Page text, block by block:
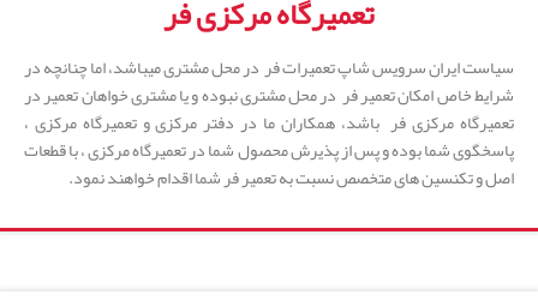
تعمیرگاه مرکزی فر
سیاست ایران سرویس شاپ تعمیرات فر در محل مشتری میباشد، اما چنانچه در
شرایط خاص امکان تعمیر فر در محل مشتری نبوده و یا مشتری خواهان تعمیر در
تعمیرگاه مرکزی فر باشد، همکاران ما در دفتر مرکزی و تعمیرگاه مرکزی ،
پاسخگوی شما بوده و پس از پذیرش محصول شما در تعمیرگاه مرکزی ، با قطعات
اصل و تکنسین های متخصص نسبت به تعمیر فر شما اقدام خواهند نمود.